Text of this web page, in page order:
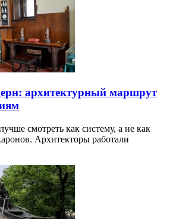
архитектурный маршрут
смотреть как систему, а не как
Архитекторы работали